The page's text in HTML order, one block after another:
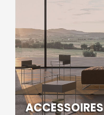
ACCESSOIRES